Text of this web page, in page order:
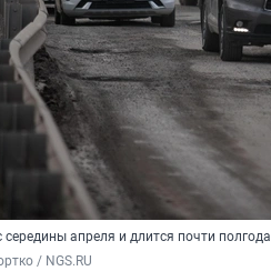
середины апреля и длится почти полгода
/ NGS.RU